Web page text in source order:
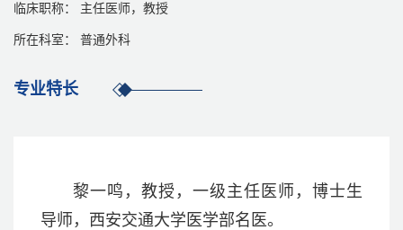
临床职称： 主任医师，教授
所在科室： 普通外科
专业特长
黎一鸣，教授，一级主任医师，博士生
导师，西安交通大学医学部名医。